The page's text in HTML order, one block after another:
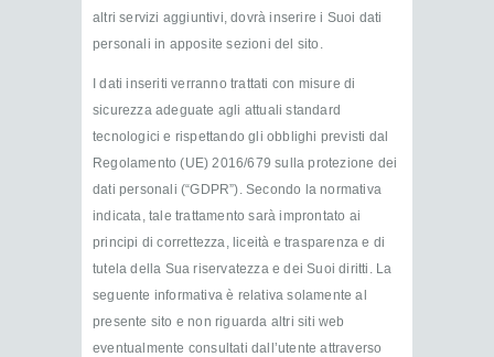
altri servizi aggiuntivi, dovrà inserire i Suoi dati
personali in apposite sezioni del sito.
I dati inseriti verranno trattati con misure di
sicurezza adeguate agli attuali standard
tecnologici e rispettando gli obblighi previsti dal
Regolamento (UE) 2016/679 sulla protezione dei
dati personali (“GDPR”). Secondo la normativa
indicata, tale trattamento sarà improntato ai
principi di correttezza, liceità e trasparenza e di
tutela della Sua riservatezza e dei Suoi diritti. La
seguente informativa è relativa solamente al
presente sito e non riguarda altri siti web
eventualmente consultati dall’utente attraverso